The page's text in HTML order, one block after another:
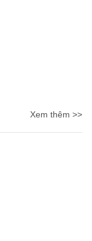
Xem thêm >>